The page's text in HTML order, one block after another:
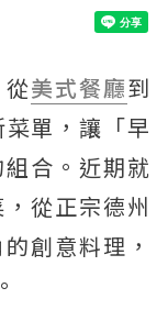
美式餐廳到
單，讓「早
合。近期就
從正宗德州
創意料理，